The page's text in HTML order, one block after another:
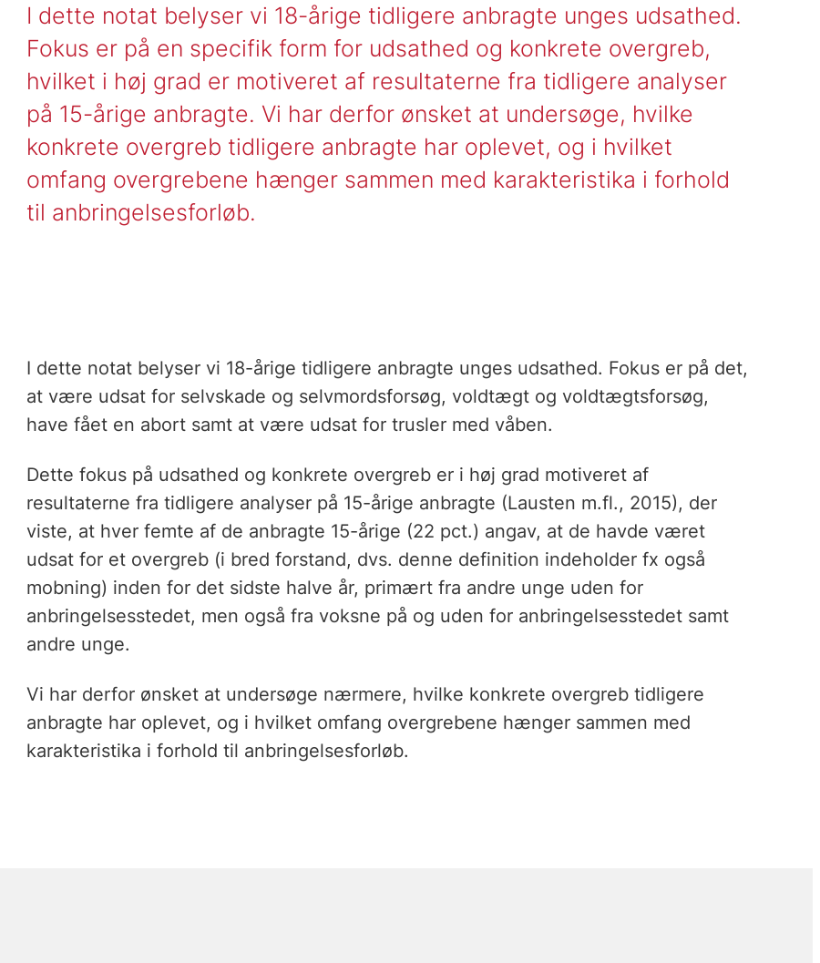
I dette notat belyser vi 18-årige tidligere anbragte unges udsathed.
Fokus er på en specifik form for udsathed og konkrete overgreb,
hvilket i høj grad er motiveret af resultaterne fra tidligere analyser
på 15-årige anbragte. Vi har derfor ønsket at undersøge, hvilke
konkrete overgreb tidligere anbragte har oplevet, og i hvilket
omfang overgrebene hænger sammen med karakteristika i forhold
til anbringelsesforløb.
I dette notat belyser vi 18-årige tidligere anbragte unges udsathed. Fokus er på det,
at være udsat for selvskade og selvmordsforsøg, voldtægt og voldtægtsforsøg,
have fået en abort samt at være udsat for trusler med våben.
Dette fokus på udsathed og konkrete overgreb er i høj grad motiveret af
resultaterne fra tidligere analyser på 15-årige anbragte (Lausten m.fl., 2015), der
viste, at hver femte af de anbragte 15-årige (22 pct.) angav, at de havde været
udsat for et overgreb (i bred forstand, dvs. denne definition indeholder fx også
mobning) inden for det sidste halve år, primært fra andre unge uden for
anbringelsesstedet, men også fra voksne på og uden for anbringelsesstedet samt
andre unge.
Vi har derfor ønsket at undersøge nærmere, hvilke konkrete overgreb tidligere
anbragte har oplevet, og i hvilket omfang overgrebene hænger sammen med
karakteristika i forhold til anbringelsesforløb.